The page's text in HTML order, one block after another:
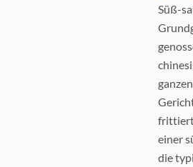
Süß-
einer
die